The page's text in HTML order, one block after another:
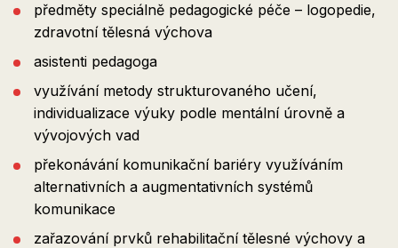
předměty speciálně pedagogické péče – logopedie,
zdravotní tělesná výchova
asistenti pedagoga
využívání metody strukturovaného učení,
individualizace výuky podle mentální úrovně a
vývojových vad
překonávání komunikační bariéry využíváním
alternativních a augmentativních systémů
komunikace
zařazování prvků rehabilitační tělesné výchovy a